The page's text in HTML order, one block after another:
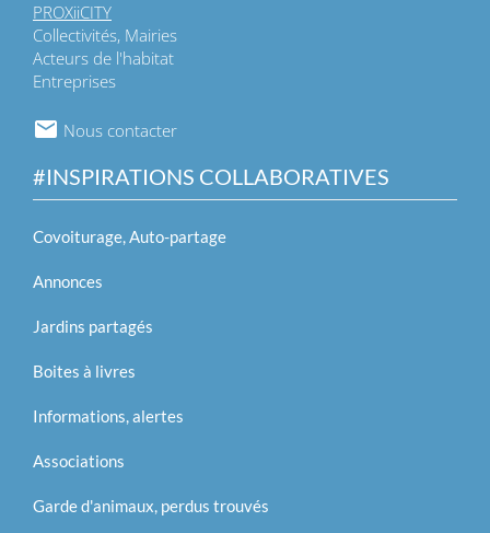
PROXiiCITY
Collectivités, Mairies
Acteurs de l'habitat
Entreprises
Nous contacter
#INSPIRATIONS COLLABORATIVES
Covoiturage, Auto-partage
Annonces
Jardins partagés
Boites à livres
Informations, alertes
Associations
Garde d'animaux, perdus trouvés